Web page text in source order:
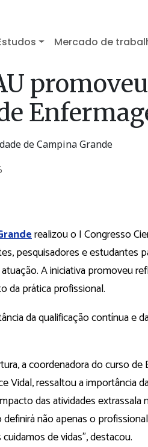
Mercado de
de Campina Grande
realizou o I Congresso
pesquisadores e estudantes
A iniciativa promoveu
da prática profissional.
da qualificação contínua e
a coordenadora do curso de
Vidal, ressaltou a importância
das atividades extrassala
não apenas o
de vidas”, destacou.